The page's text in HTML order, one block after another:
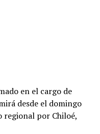
en el cargo de
desde el domingo
regional por Chiloé,